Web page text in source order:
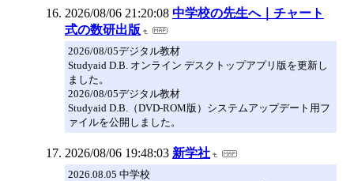
2026/08/06 21:20:08 中学校の先生へ｜チャート
式の数研出版
2026/08/05デジタル教材
Studyaid D.B. オンライン デスクトップアプリ版を更新し
ました。
2026/08/05デジタル教材
Studyaid D.B.（DVD-ROM版）システムアップデート用フ
ァイルを公開しました。
2026/08/06 19:48:03 新学社
2026.08.05 中学校